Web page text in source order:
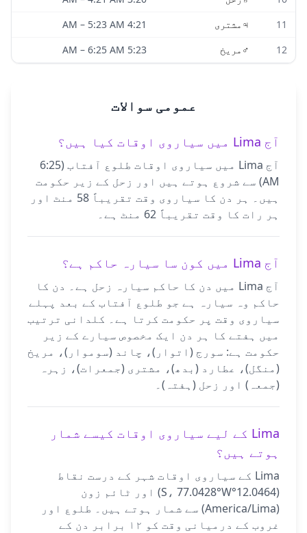
11
♃ مشتری 4:21 AM
– 5:23 AM
12
♂ مریخ 5:23 AM
– 6:25 AM
عمومی سوالات
آج Lima میں سیاروی اوقات کیا ہیں؟
آج Lima میں سیاروی اوقات طلوع آفتاب (6:25
AM) سے شروع ہوتے ہیں اور زحل کے زیر حکومت
ہیں۔ ہر دن کا سیاروی وقت تقریباً 58 منٹ اور
ہر رات کا وقت تقریباً 62 منٹ ہے۔
آج Lima میں کون سا سیارہ حاکم ہے؟
آج Lima میں دن کا حاکم سیارہ زحل ہے۔ دن کا
حاکم وہ سیارہ ہے جو طلوع آفتاب کے بعد پہلے
سیاروی وقت پر حکومت کرتا ہے۔ کلدانی ترتیب
میں ہفتے کا ہر دن ایک مخصوص سیارے کے زیر
حکومت ہے: سورج (اتوار)، چاند (سوموار)، مریخ
(منگل)، عطارد (بدھ)، مشتری (جمعرات)، زہرہ
(جمعہ) اور زحل (ہفتہ)۔
Lima کے لیے سیاروی اوقات کیسے شمار
ہوتے ہیں؟
Lima کے سیاروی اوقات شہر کے درست نقاط
(12.0464°S، 77.0428°W) اور ٹائم زون
(America/Lima) سے شمار ہوتے ہیں۔ طلوع اور
غروب کے درمیانی وقت کو ۱۲ برابر دن کے